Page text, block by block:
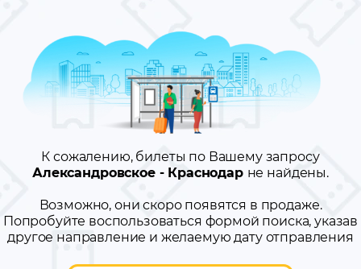
К сожалению, билеты по Вашему запросу
Александровское - Краснодар не найдены.
Возможно, они скоро появятся в продаже.
Попробуйте воспользоваться формой поиска, указав
другое направление и желаемую дату отправления